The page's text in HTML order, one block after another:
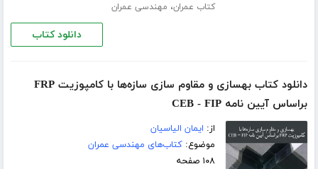
کتاب عمران، مهندسی عمران
دانلود کتاب
دانلود کتاب بهسازی و مقاوم سازی سازه‌ها با کامپوزیت FRP
براساس آیین نامه CEB - FIP
از: ایمان الیاسیان
موضوع:کتاب‌های مهندسی عمران
۱۰۸ صفحه